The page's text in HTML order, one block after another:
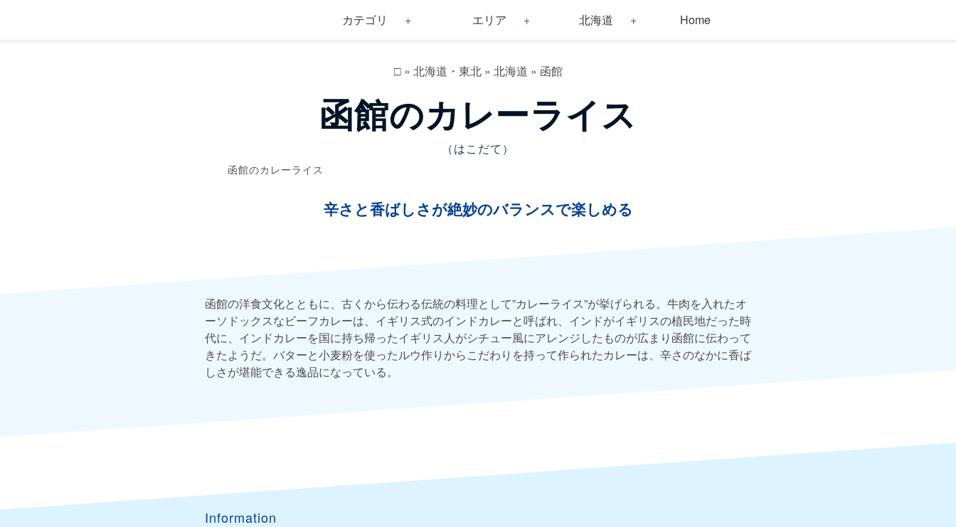
カテゴリ エリア 北海道 Home
□» 北海道・東北» 北海道 » 函館
函館のカレーライス
（はこだて）
函館のカレーライス
辛さと香ばしさが絶妙のバランスで楽しめる
函館の洋食文化とともに、古くから伝わる伝統の料理として”カレーライス”が挙げられる。牛肉を入れたオ
ーソドックスなビーフカレーは、イギリス式のインドカレーと呼ばれ、インドがイギリスの植民地だった時
代に、インドカレーを国に持ち帰ったイギリス人がシチュー風にアレンジしたものが広まり函館に伝わって
きたようだ。バターと小麦粉を使ったルウ作りからこだわりを持って作られたカレーは、辛さのなかに香ば
しさが堪能できる逸品になっている。
Information